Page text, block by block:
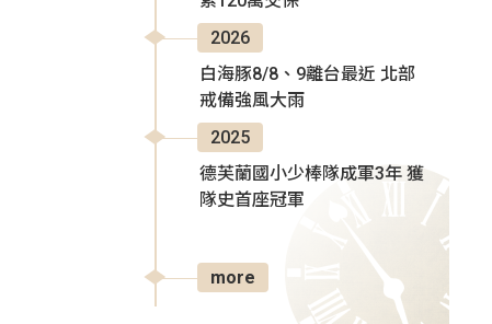
2026
白海豚8/8、9離台最近 北部
戒備強風大雨
2025
德芙蘭國小少棒隊成軍3年 獲
隊史首座冠軍
more